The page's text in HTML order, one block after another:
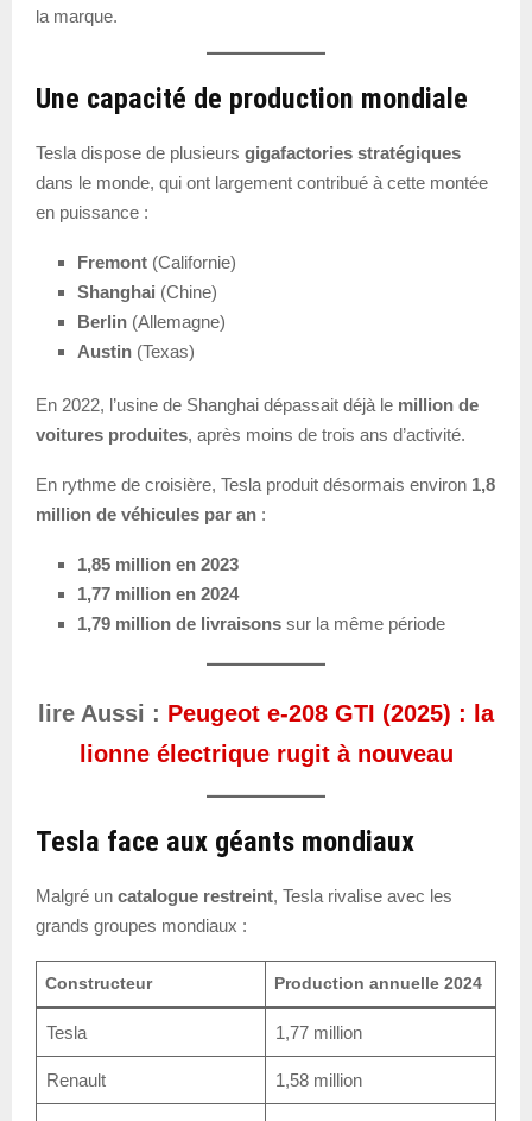
la marque.
Une capacité de production mondiale
Tesla dispose de plusieurs gigafactories stratégiques
dans le monde, qui ont largement contribué à cette montée
en puissance :
Fremont (Californie)
Shanghai (Chine)
Berlin (Allemagne)
Austin (Texas)
En 2022, l’usine de Shanghai dépassait déjà le million de
voitures produites, après moins de trois ans d’activité.
En rythme de croisière, Tesla produit désormais environ 1,8
million de véhicules par an :
1,85 million en 2023
1,77 million en 2024
1,79 million de livraisons sur la même période
lire Aussi : Peugeot e-208 GTI (2025) : la
lionne électrique rugit à nouveau
Tesla face aux géants mondiaux
Malgré un catalogue restreint, Tesla rivalise avec les
grands groupes mondiaux :
Constructeur Production annuelle 2024
Tesla 1,77 million
Renault 1,58 million